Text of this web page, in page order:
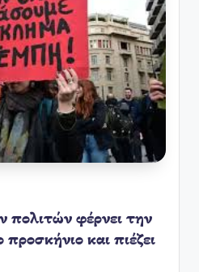
φέρνει την
και πιέζει